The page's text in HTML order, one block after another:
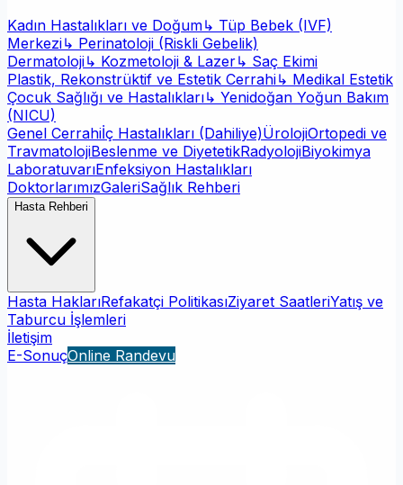
Kadın Hastalıkları ve Doğum↳ Tüp Bebek (IVF)
Merkezi↳ Perinatoloji (Riskli Gebelik)
Dermatoloji↳ Kozmetoloji & Lazer↳ Saç Ekimi
Plastik, Rekonstrüktif ve Estetik Cerrahi↳ Medikal Estetik
Çocuk Sağlığı ve Hastalıkları↳ Yenidoğan Yoğun Bakım
(NICU)
Genel Cerrahiİç Hastalıkları (Dahiliye)ÜrolojiOrtopedi ve
TravmatolojiBeslenme ve DiyetetikRadyolojiBiyokimya
LaboratuvarıEnfeksiyon Hastalıkları
DoktorlarımızGaleriSağlık Rehberi
Hasta Rehberi
Hasta HaklarıRefakatçi PolitikasıZiyaret SaatleriYatış ve
Taburcu İşlemleri
İletişim
E-SonuçOnline Randevu